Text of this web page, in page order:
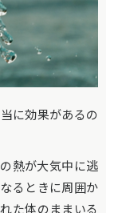
に効果があるの
熱が大気中に逃
るときに周囲か
た体のままいる